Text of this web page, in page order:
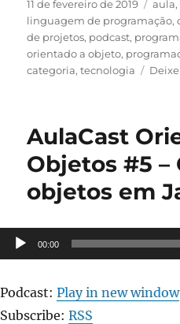
Publicado
em
11 de fevereiro de 2019 aula,
linguagem de programação,
de projetos, podcast,
orientado a objeto,
categoria,tecnologia
AulaCast
Objetos #5 –
objetos em
Tocador
de
00:00
Podcast: Play in new window
Subscribe: RSS